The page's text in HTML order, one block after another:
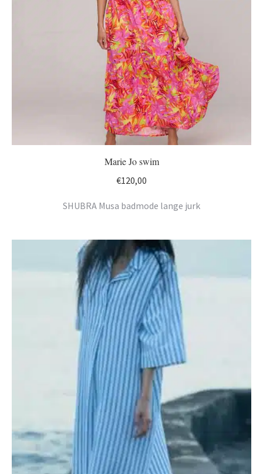
Marie Jo swim
€120,00
SHUBRA Musa badmode lange jurk